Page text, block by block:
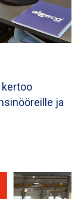
kertoo
ja